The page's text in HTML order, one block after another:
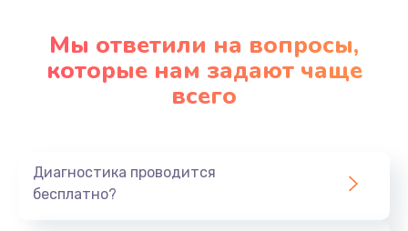
Мы ответили на вопросы,
которые нам задают чаще
всего
Диагностика проводится
бесплатно?